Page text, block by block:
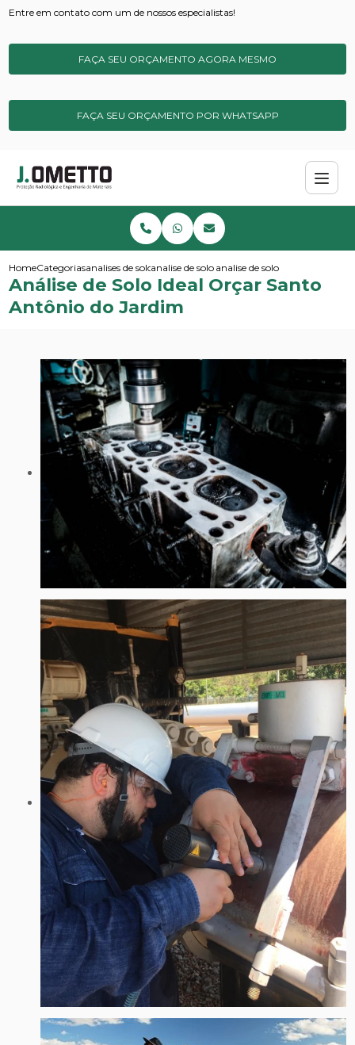
Entre em contato com um de nossos especialistas!
FAÇA SEU ORÇAMENTO AGORA MESMO
FAÇA SEU ORÇAMENTO POR WHATSAPP
HomeCategoriasanalises de solos e sedimentosanalise de solo micronutrientes
analise de solo ideal orcar
Análise de Solo Ideal Orçar Santo
Antônio do Jardim